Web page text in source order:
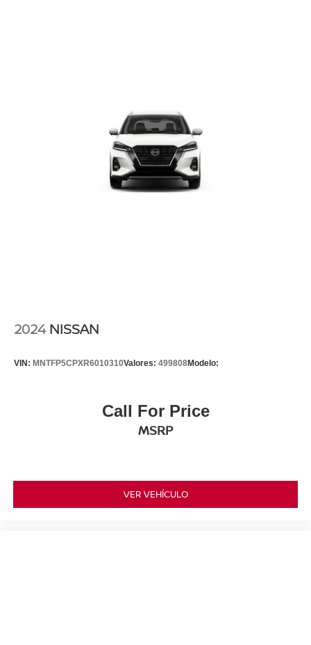
2024 NISSAN
VIN: MNTFP5CPXR6010310Valores: 499808Modelo:
Call For Price
MSRP
VER VEHÍCULO